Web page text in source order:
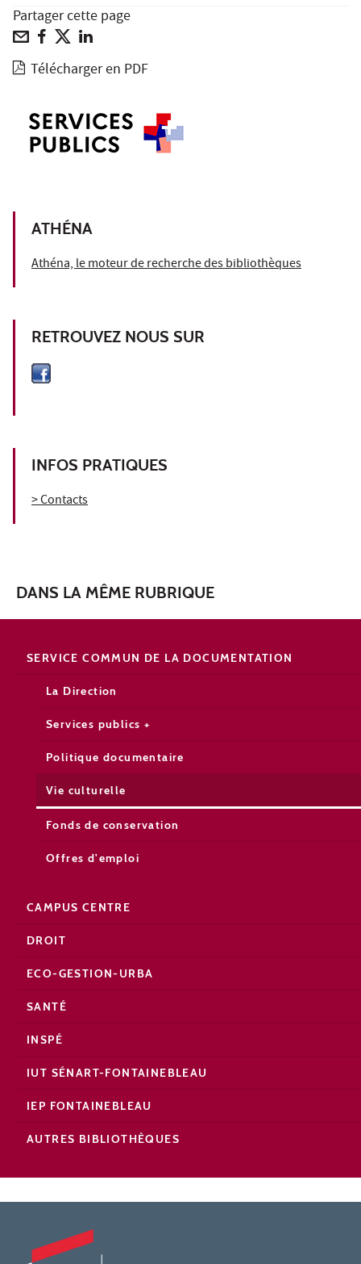
Partager cette page
Télécharger en PDF
ATHÉNA
Athéna, le moteur de recherche des bibliothèques
RETROUVEZ NOUS SUR
INFOS PRATIQUES
> Contacts
DANS LA MÊME RUBRIQUE
SERVICE COMMUN DE LA DOCUMENTATION
La Direction
Services publics +
Politique documentaire
Vie culturelle
Fonds de conservation
Offres d'emploi
CAMPUS CENTRE
DROIT
ECO-GESTION-URBA
SANTÉ
INSPÉ
IUT SÉNART-FONTAINEBLEAU
IEP FONTAINEBLEAU
AUTRES BIBLIOTHÈQUES